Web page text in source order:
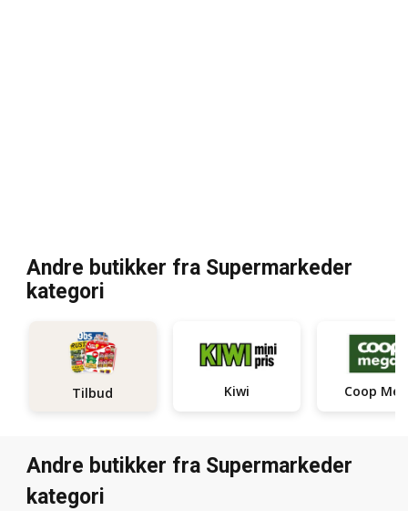
Andre butikker fra Supermarkeder
kategori
Tilbud Kiwi Coop
Andre butikker fra Supermarkeder
kategori